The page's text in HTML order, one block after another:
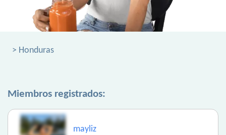
> Honduras
Miembros registrados:
mayliz